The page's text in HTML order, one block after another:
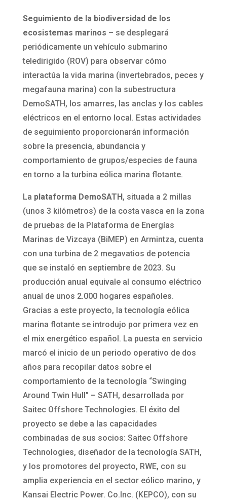
Seguimiento de la biodiversidad de los
ecosistemas marinos – se desplegará
periódicamente un vehículo submarino
teledirigido (ROV) para observar cómo
interactúa la vida marina (invertebrados, peces y
megafauna marina) con la subestructura
DemoSATH, los amarres, las anclas y los cables
eléctricos en el entorno local. Estas actividades
de seguimiento proporcionarán información
sobre la presencia, abundancia y
comportamiento de grupos/especies de fauna
en torno a la turbina eólica marina flotante.
La plataforma DemoSATH, situada a 2 millas
(unos 3 kilómetros) de la costa vasca en la zona
de pruebas de la Plataforma de Energías
Marinas de Vizcaya (BiMEP) en Armintza, cuenta
con una turbina de 2 megavatios de potencia
que se instaló en septiembre de 2023. Su
producción anual equivale al consumo eléctrico
anual de unos 2.000 hogares españoles.
Gracias a este proyecto, la tecnología eólica
marina flotante se introdujo por primera vez en
el mix energético español. La puesta en servicio
marcó el inicio de un periodo operativo de dos
años para recopilar datos sobre el
comportamiento de la tecnología “Swinging
Around Twin Hull” – SATH, desarrollada por
Saitec Offshore Technologies. El éxito del
proyecto se debe a las capacidades
combinadas de sus socios: Saitec Offshore
Technologies, diseñador de la tecnología SATH,
y los promotores del proyecto, RWE, con su
amplia experiencia en el sector eólico marino, y
Kansai Electric Power. Co.Inc. (KEPCO), con su